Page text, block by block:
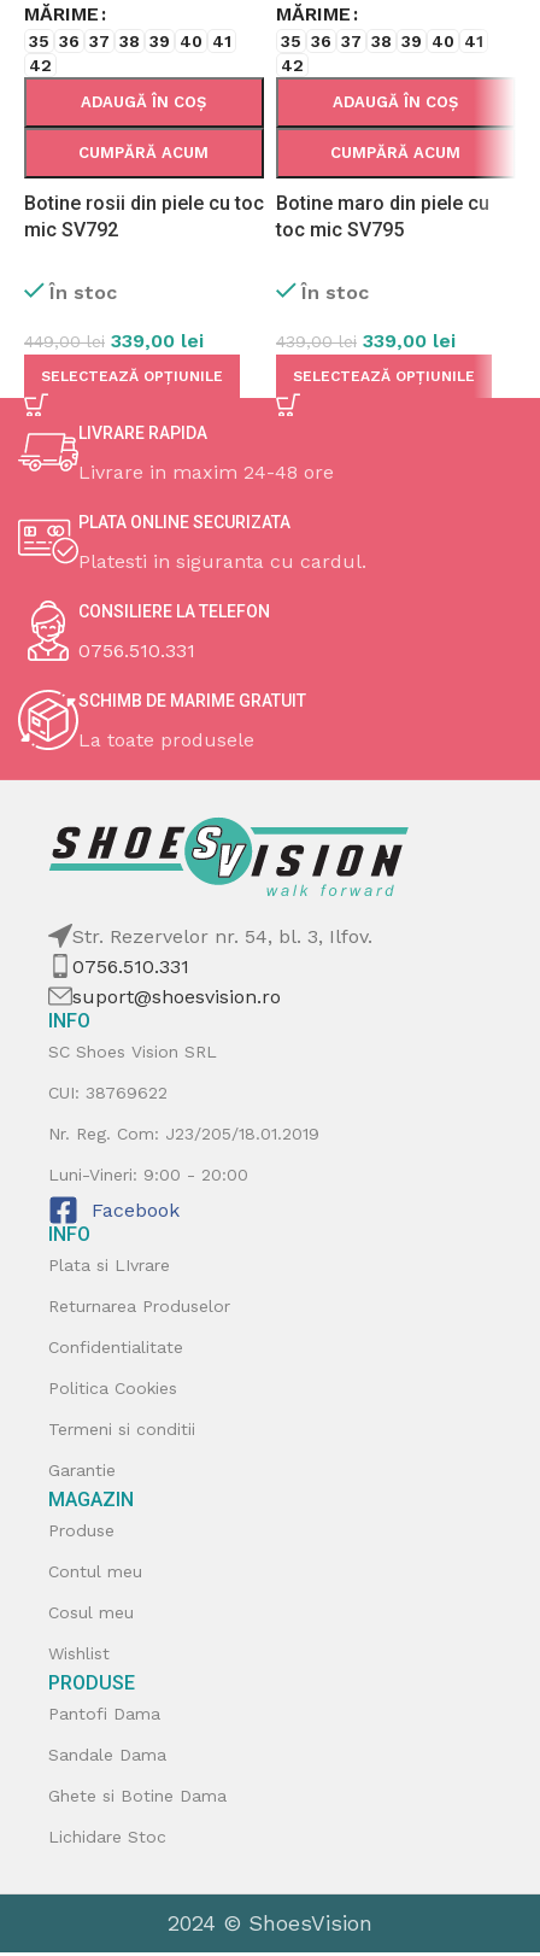
MĂRIME
35 36 37 38 39 40
41
42
ADAUGĂ ÎN COȘ
CUMPĂRĂ ACUM
Botine rosii din piele cu toc
mic SV792
În stoc
449,00lei 339,00 lei
SELECTEAZĂ OPȚIUNILE
MĂRIME
35 36 37 38 39 40
41
42
ADAUGĂ ÎN COȘ
CUMPĂRĂ ACUM
Botine maro din piele cu
toc mic SV795
În stoc
439,00lei 339,00 lei
SELECTEAZĂ OPȚIUNILE
LIVRARE RAPIDA
Livrare in maxim 24-48 ore
PLATA ONLINE SECURIZATA
Platesti in siguranta cu cardul.
CONSILIERE LA TELEFON
0756.510.331
SCHIMB DE MARIME GRATUIT
La toate produsele
Str. Rezervelor nr. 54, bl. 3, Ilfov.
0756.510.331
suport@shoesvision.ro
INFO
SC Shoes Vision SRL
CUI: 38769622
Nr. Reg. Com: J23/205/18.01.2019
Luni-Vineri: 9:00 - 20:00
Facebook
INFO
Plata si LIvrare
Returnarea Produselor
Confidentialitate
Politica Cookies
Termeni si conditii
Garantie
MAGAZIN
Produse
Contul meu
Cosul meu
Wishlist
PRODUSE
Pantofi Dama
Sandale Dama
Ghete si Botine Dama
Lichidare Stoc
2024 © ShoesVision